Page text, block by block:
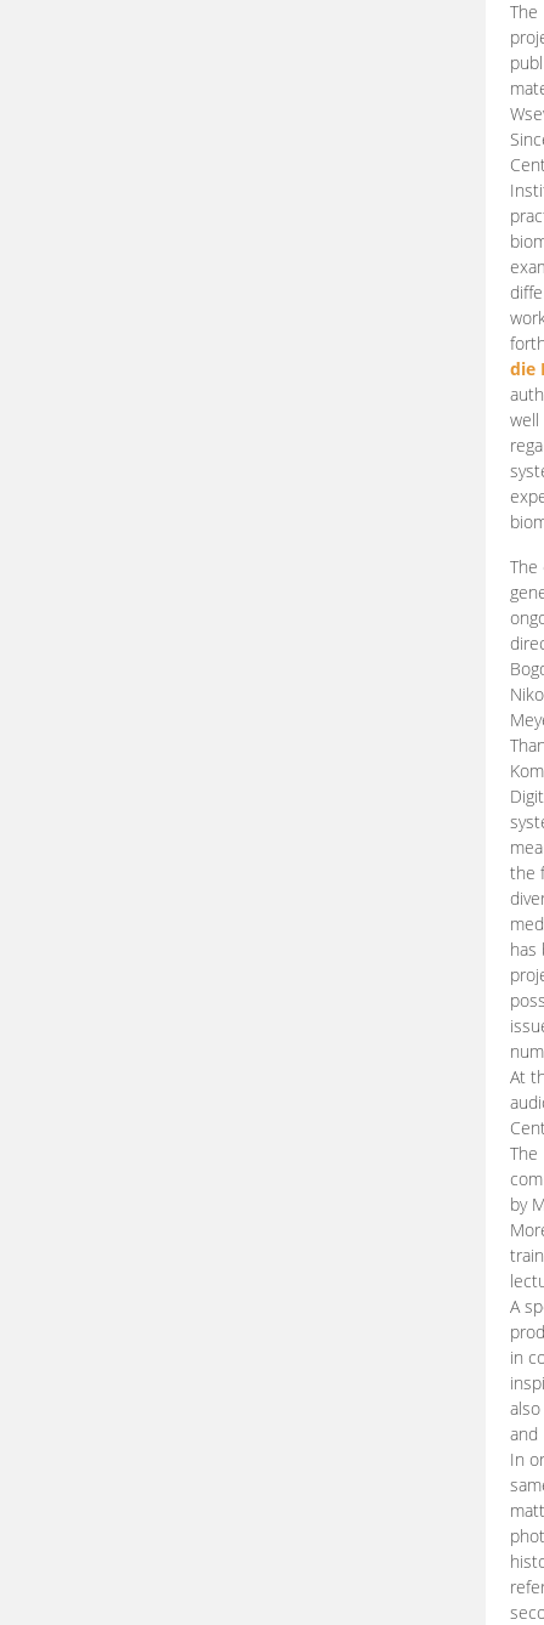
die
well
The
the
has
At
The
by
A
in
and
In